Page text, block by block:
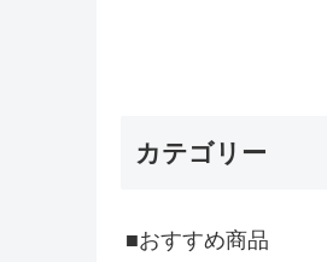
カテゴリー
■おすすめ商品